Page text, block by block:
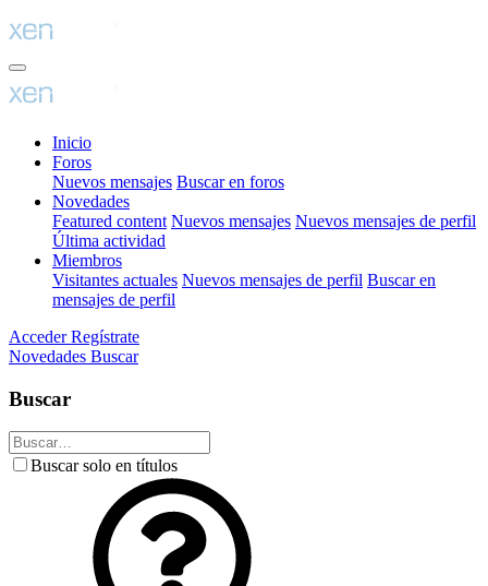
Inicio
Foros
Nuevos mensajes Buscar en foros
Novedades
Featured content Nuevos mensajes Nuevos mensajes de perfil
Última actividad
Miembros
Visitantes actuales Nuevos mensajes de perfil Buscar en
mensajes de perfil
Acceder Regístrate
Novedades Buscar
Buscar
Buscar solo en títulos